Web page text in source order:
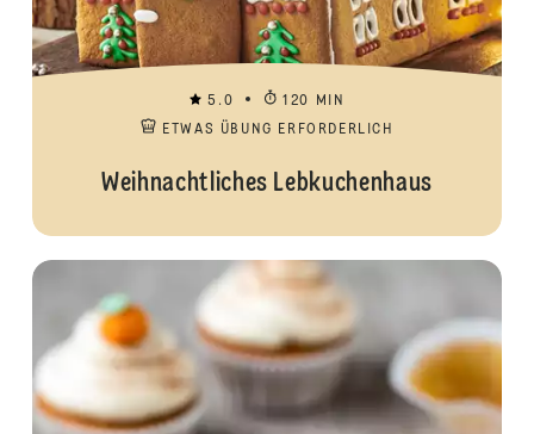
5.0
120 MIN
ETWAS ÜBUNG ERFORDERLICH
Weihnachtliches Lebkuchenhaus